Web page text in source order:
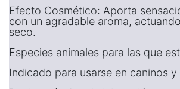
Efecto Cosmético: Aporta
con un agradable aroma,
seco.
Especies animales para las que
Indicado para usarse en caninos y